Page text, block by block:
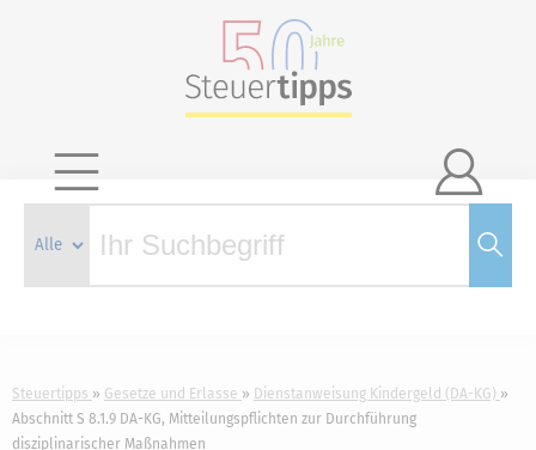

Steuertipps Gesetze und Erlasse
Dienstanweisung Kindergeld (DA-KG)
Abschnitt S 8.1.9 DA-KG, Mitteilungspflichten zur Durchführung
disziplinarischer Maßnahmen